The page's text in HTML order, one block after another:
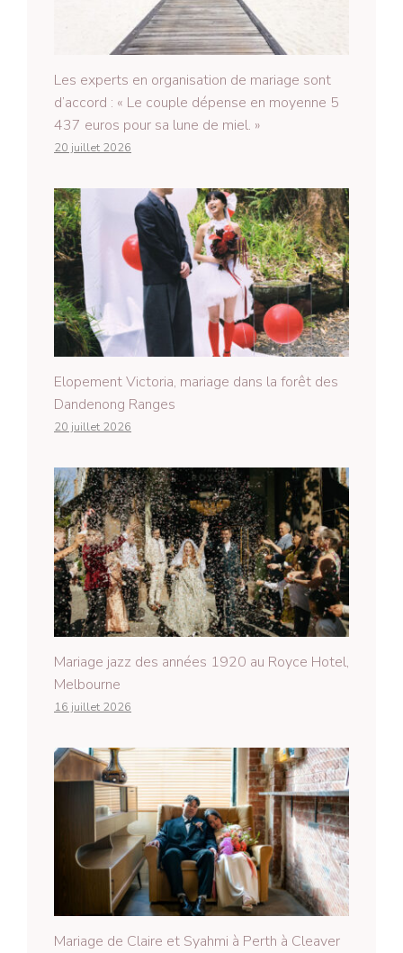
Les experts en organisation de mariage sont
d’accord : « Le couple dépense en moyenne 5
437 euros pour sa lune de miel. »
20 juillet 2026
Elopement Victoria, mariage dans la forêt des
Dandenong Ranges
20 juillet 2026
Mariage jazz des années 1920 au Royce Hotel,
Melbourne
16 juillet 2026
Mariage de Claire et Syahmi à Perth à Cleaver